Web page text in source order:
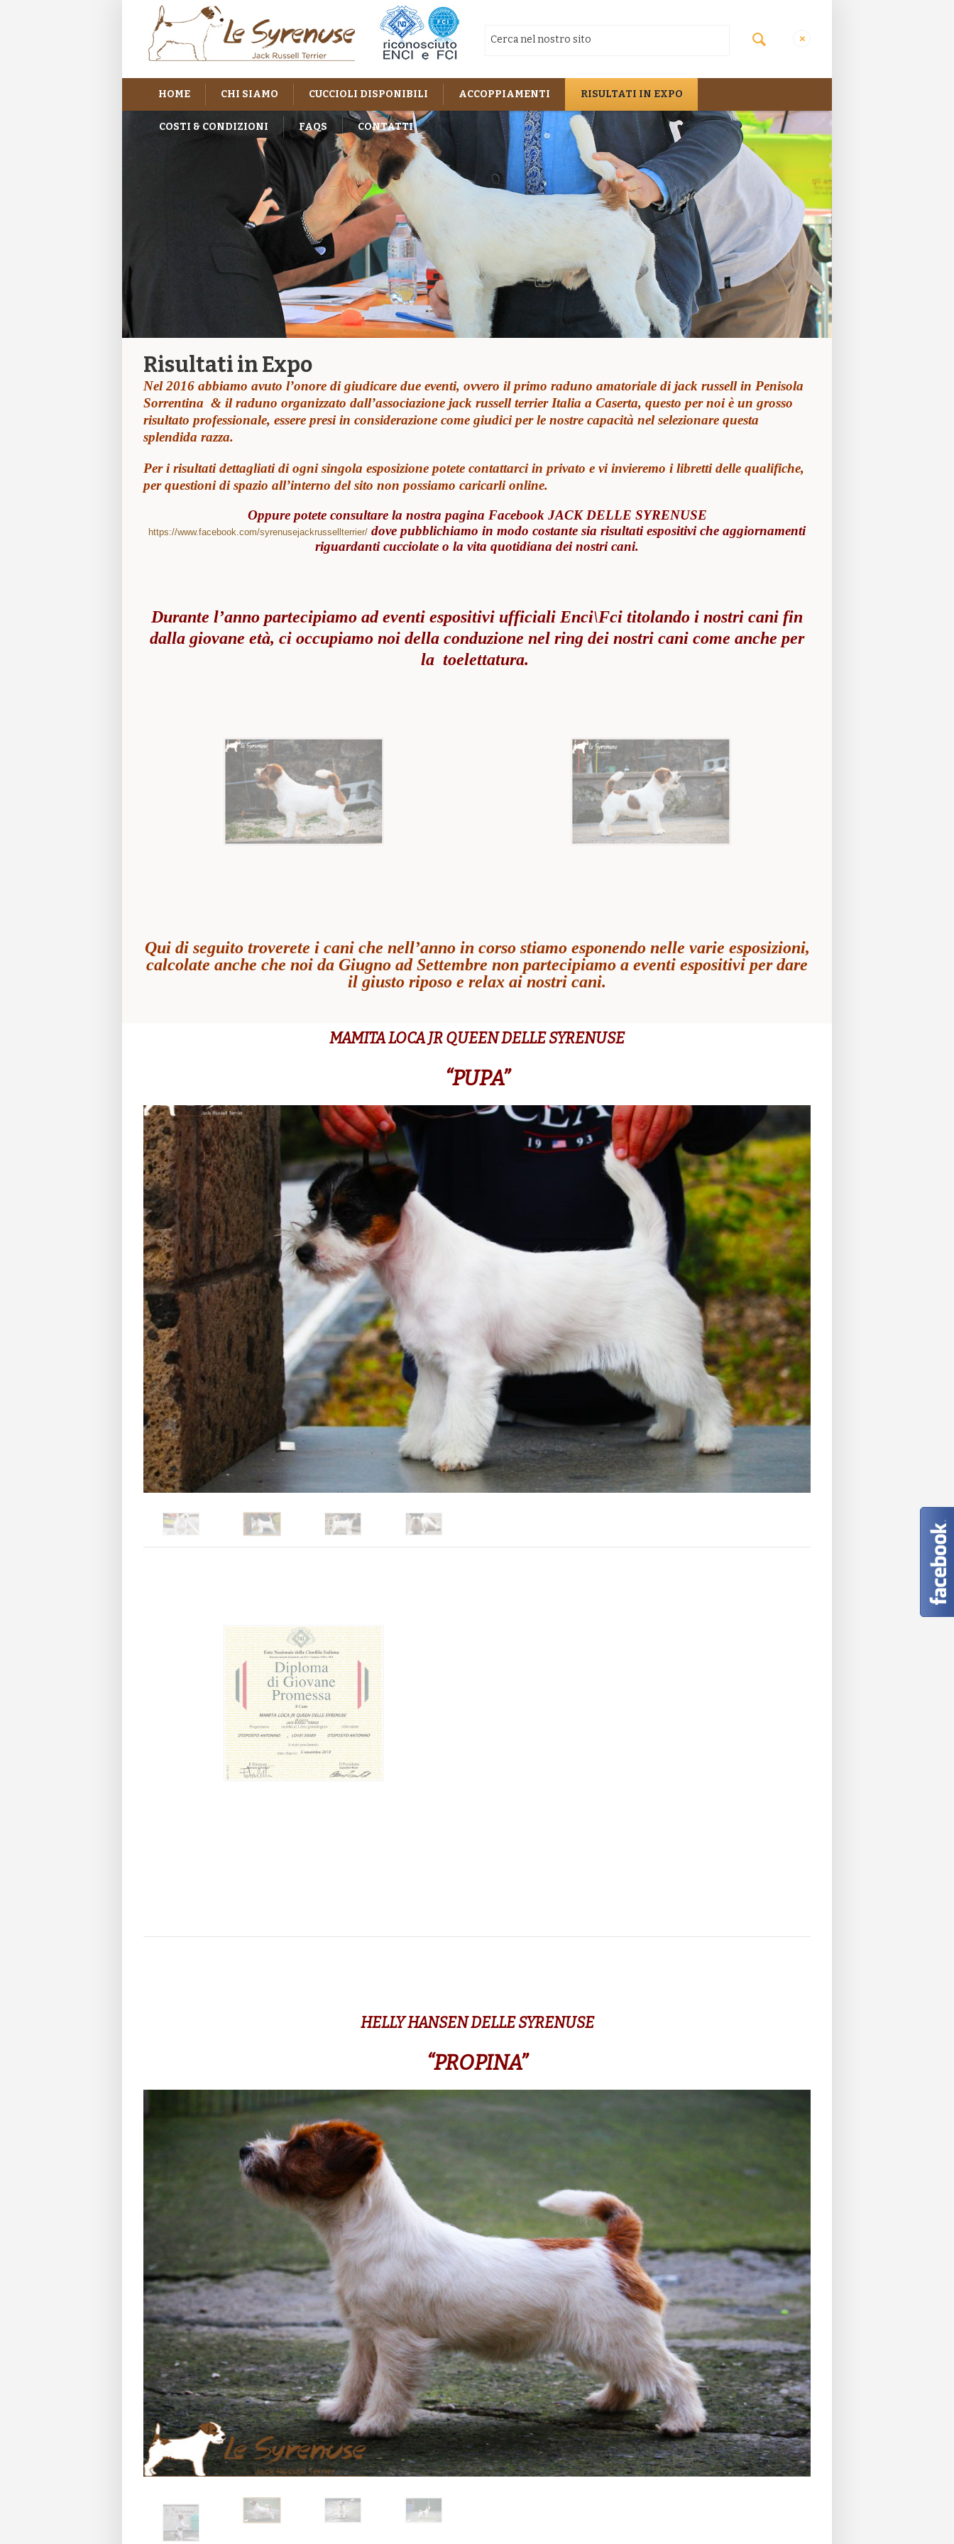
HOME CHI SIAMO CUCCIOLI DISPONIBILI ACCOPPIAMENTI RISULTATI IN EXPO
COSTI & CONDIZIONI FAQS CONTATTI
Risultati in Expo
Nel 2016 abbiamo avuto l’onore di giudicare due eventi, ovvero il primo raduno amatoriale di jack russell in Penisola
Sorrentina & il raduno organizzato dall’associazione jack russell terrier Italia a Caserta, questo per noi è un grosso
risultato professionale, essere presi in considerazione come giudici per le nostre capacità nel selezionare questa
splendida razza.
Per i risultati dettagliati di ogni singola esposizione potete contattarci in privato e vi invieremo i libretti delle qualifiche,
per questioni di spazio all’interno del sito non possiamo caricarli online.
Oppure potete consultare la nostra pagina Facebook JACK DELLE SYRENUSE
https://www.facebook.com/syrenusejackrussellterrier/ dove pubblichiamo in modo costante sia risultati espositivi che aggiornamenti
riguardanti cucciolate o la vita quotidiana dei nostri cani.
Durante l’anno partecipiamo ad eventi espositivi ufficiali Enci\Fci titolando i nostri cani fin
dalla giovane età, ci occupiamo noi della conduzione nel ring dei nostri cani come anche per
la toelettatura.
Qui di seguito troverete i cani che nell’anno in corso stiamo esponendo nelle varie esposizioni,
calcolate anche che noi da Giugno ad Settembre non partecipiamo a eventi espositivi per dare
il giusto riposo e relax ai nostri cani.
MAMITA LOCA JR QUEEN DELLE SYRENUSE
“PUPA”
HELLY HANSEN DELLE SYRENUSE
“PROPINA”